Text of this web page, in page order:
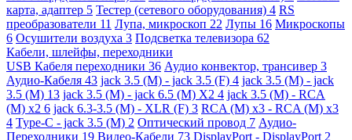
карта, адаптер 5 Тестер (сетевого оборудования) 4 RS
преобразователи 11 Лупа, микроскоп 22 Лупы 16 Микроскопы
6 Осушители воздуха 3 Подсветка телевизора 62
Кабели, шлейфы, переходники
USB Кабеля переходники 36 Аудио конвектор, трансивер 3
Аудио-Кабеля 43 jack 3.5 (M) - jack 3.5 (F) 4 jack 3.5 (M) - jack
3.5 (M) 13 jack 3.5 (M) - jack 6.5 (M) X2 4 jack 3.5 (M) - RCA
(M) x2 6 jack 6.3-3.5 (M) - XLR (F) 3 RCA (M) x3 - RCA (M) x3
4 Type-C - jack 3.5 (M) 2 Оптический провод 7 Аудио-
Переходники 19 Видео-Кабели 73 DisplayPort - DisplayPort 2